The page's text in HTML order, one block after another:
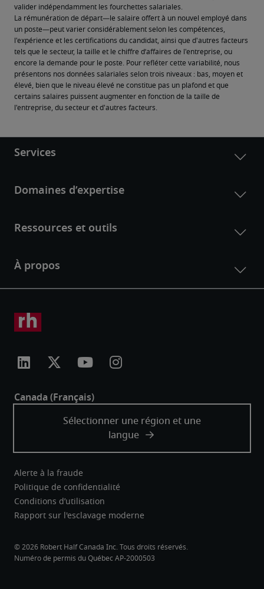
valider indépendamment les fourchettes salariales.
La rémunération de départ—le salaire offert à un nouvel employé dans
un poste—peut varier considérablement selon les compétences,
l'expérience et les certifications du candidat, ainsi que d'autres facteurs
tels que le secteur, la taille et le chiffre d’affaires de l'entreprise, ou
encore la demande pour le poste. Pour refléter cette variabilité, nous
présentons nos données salariales selon trois niveaux : bas, moyen et
élevé, bien que le niveau élevé ne constitue pas un plafond et que
certains salaires puissent augmenter en fonction de la taille de
l'entreprise, du secteur et d'autres facteurs.
Alerte à la fraude
Politique de confidentialité
Conditions d’utilisation
Rapport sur l'esclavage moderne
Robert Half Canada Inc. Tous droits réservés.